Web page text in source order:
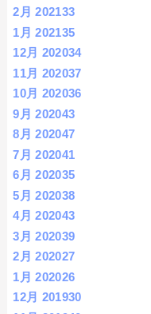
2月 202133
1月 202135
12月 202034
11月 202037
10月 202036
9月 202043
8月 202047
7月 202041
6月 202035
5月 202038
4月 202043
3月 202039
2月 202027
1月 202026
12月 201930